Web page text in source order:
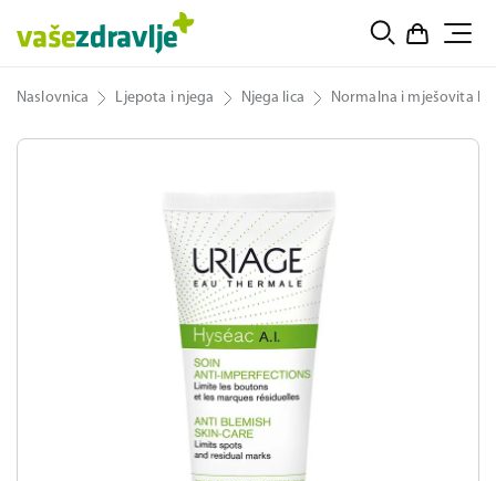
Naslovnica Ljepota i njega Njega lica Normalna i mješovita